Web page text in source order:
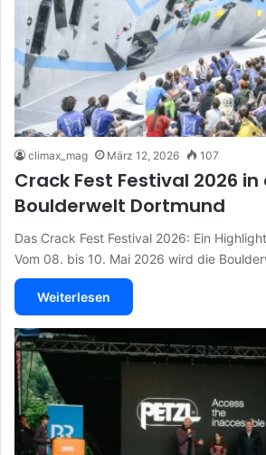
climax_mag März 12, 2026 107
Crack Fest Festival 2026 in
Boulderwelt Dortmund
Das Crack Fest Festival 2026: Ein
Vom 08. bis 10. Mai 2026 wird die
Weiterlesen